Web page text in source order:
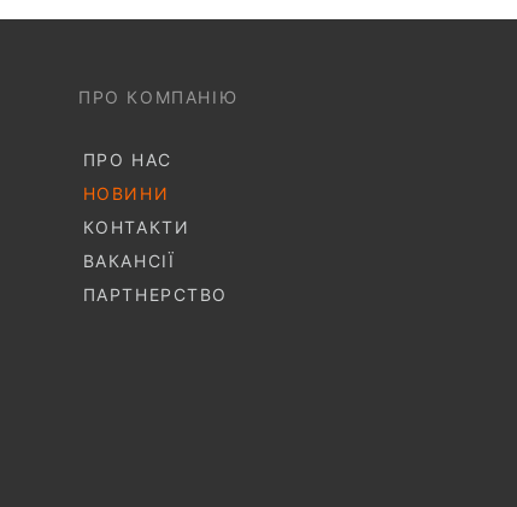
ПРО КОМПАНІЮ
ПРО НАС
НОВИНИ
КОНТАКТИ
ВАКАНСІЇ
ПАРТНЕРСТВО